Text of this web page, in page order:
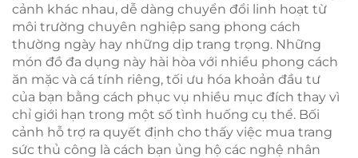
cảnh khác nhau, dễ dàng chuyển đổi linh hoạt từ
môi trường chuyên nghiệp sang phong cách
thường ngày hay những dịp trang trọng. Những
món đồ đa dụng này hài hòa với nhiều phong cách
ăn mặc và cá tính riêng, tối ưu hóa khoản đầu tư
của bạn bằng cách phục vụ nhiều mục đích thay vì
chỉ giới hạn trong một số tình huống cụ thể. Bối
cảnh hỗ trợ ra quyết định cho thấy việc mua trang
sức thủ công là cách bạn ủng hộ các nghệ nhân